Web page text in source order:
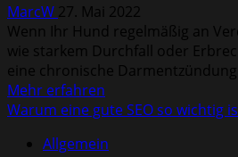
MarcW 27. Mai 2022
Wenn Ihr Hund regelmäßig an
wie starkem Durchfall oder
eine chronische
Mehr erfahren
Informationen
Wie
Warum eine gute SEO so wichtig
Allgemein